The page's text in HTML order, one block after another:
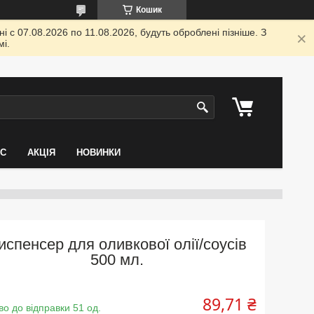
Кошик
с 07.08.2026 по 11.08.2026, будуть оброблені пізніше. З
АКЦІЯ НОВИНКИ
для оливкової олії/соусів
500 мл.
до відправки 51 од. 89,71 ₴